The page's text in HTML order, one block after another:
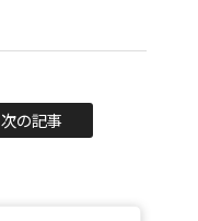
次の記事